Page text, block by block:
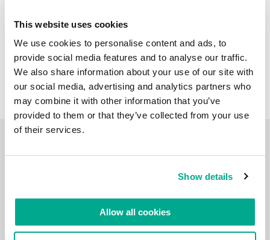
This website uses cookies
We use cookies to personalise content and ads, to
provide social media features and to analyse our traffic.
We also share information about your use of our site with
our social media, advertising and analytics partners who
may combine it with other information that you’ve
provided to them or that they’ve collected from your use
of their services.
Show details
Allow all cookies